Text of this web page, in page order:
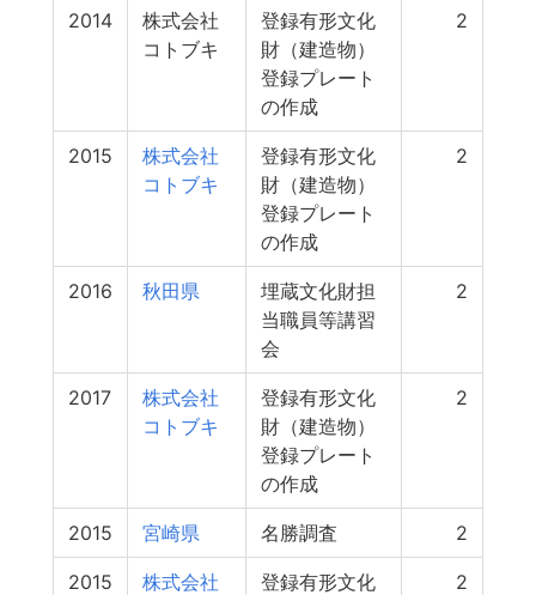
2014
株式会社
コトブキ
登録有形文化
財（建造物）
登録プレート
の作成
2
2015
株式会社
コトブキ
登録有形文化
財（建造物）
登録プレート
の作成
2
2016 秋田県
埋蔵文化財担
当職員等講習
会
2
2017
株式会社
コトブキ
登録有形文化
財（建造物）
登録プレート
の作成
2
2015 宮崎県 名勝調査 2
2015
株式会社
登録有形文化
2